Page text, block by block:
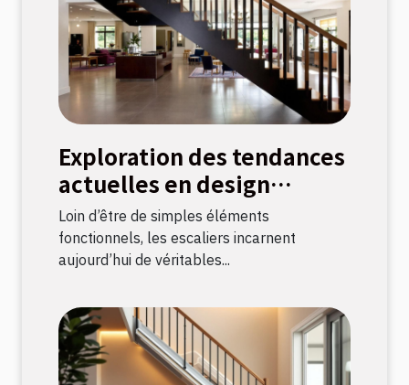
Exploration des tendances
actuelles en design
d'escaliers
Loin d’être de simples éléments
fonctionnels, les escaliers incarnent
aujourd’hui de véritables...